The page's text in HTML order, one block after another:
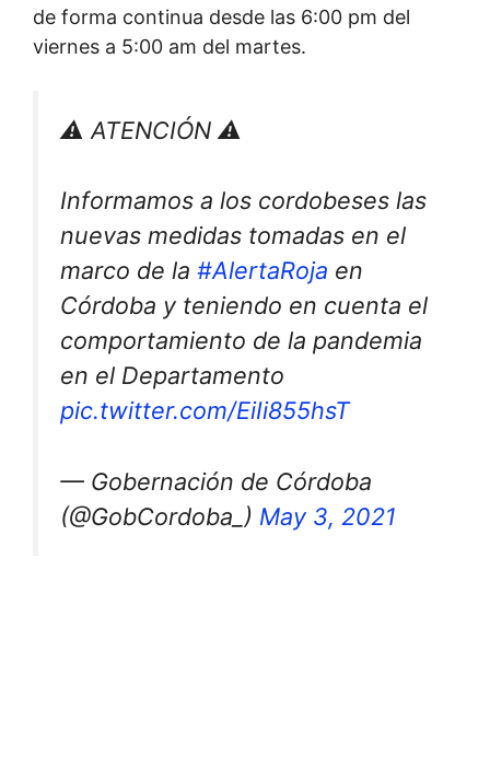
de forma continua desde las 6:00 pm del
viernes a 5:00 am del martes.
⚠️ ATENCIÓN ⚠️
Informamos a los cordobeses las
nuevas medidas tomadas en el
marco de la #AlertaRoja en
Córdoba y teniendo en cuenta el
comportamiento de la pandemia
en el Departamento
pic.twitter.com/EiIi855hsT
— Gobernación de Córdoba
(@GobCordoba_) May 3, 2021